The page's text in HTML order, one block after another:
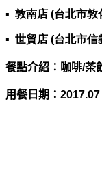
▪ 敦南店 (台北市敦
▪ 世貿店 (台北市信
餐點介紹：咖啡/茶
用餐日期： 2017.07